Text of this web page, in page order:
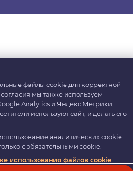
файлы cookie для корректной
мы также используем
Analytics и Яндекс.Метрики,
используют сайт, и делать его
аналитических cookie
с обязательными cookie.
использования файлов cookie